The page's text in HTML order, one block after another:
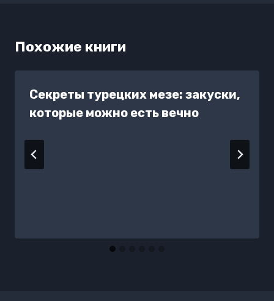
Похожие книги
Секреты турецких мезе: закуски,
которые можно есть вечно